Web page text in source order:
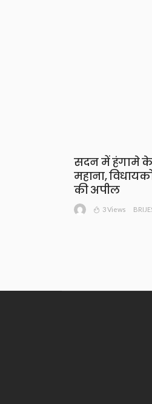
सदन में हंगामे
महाना,
की अपील
3 Views